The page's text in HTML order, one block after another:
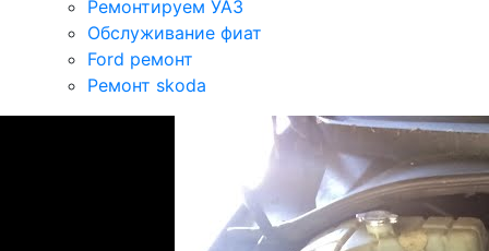
Ремонтируем УАЗ
Обслуживание фиат
Ford ремонт
Ремонт skoda